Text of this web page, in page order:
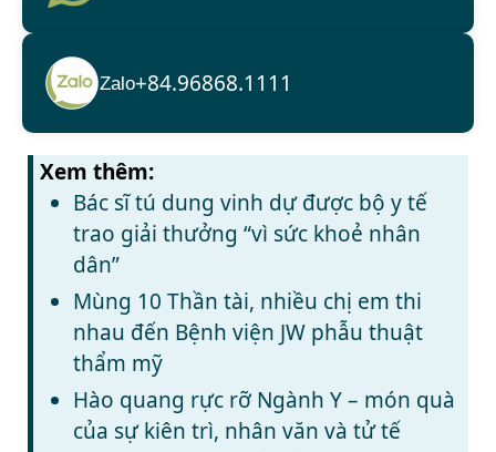
Zalo+84.96868.1111
Xem thêm:
Bác sĩ tú dung vinh dự được bộ y tế
trao giải thưởng “vì sức khoẻ nhân
dân”
Mùng 10 Thần tài, nhiều chị em thi
nhau đến Bệnh viện JW phẫu thuật
thẩm mỹ
Hào quang rực rỡ Ngành Y – món quà
của sự kiên trì, nhân văn và tử tế